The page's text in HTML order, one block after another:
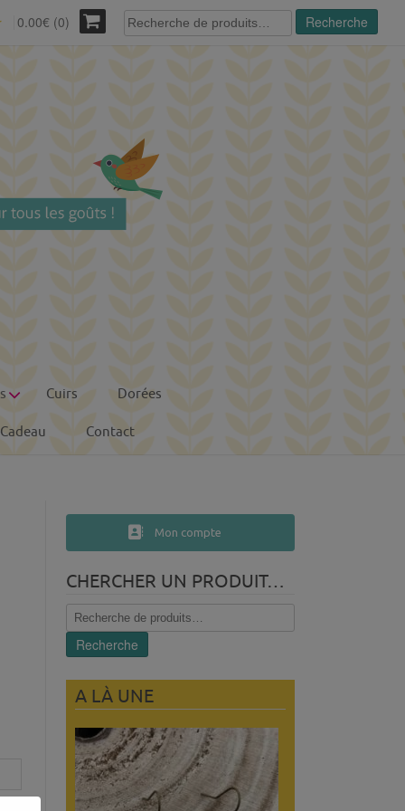
0.00€ (0)
Recherche
pour :
Recherche
Cuirs Dorées
Contact
Mon compte
CHERCHER UN PRODUIT…
Recherche
pour :
Recherche
A LÀ UNE